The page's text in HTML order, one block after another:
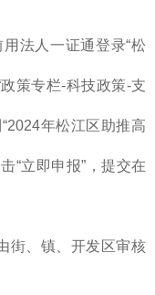
用法人一证通登录“松
策专栏-科技政策-支
年松江区助推高
“立即申报”，提交在
街、镇、开发区审核